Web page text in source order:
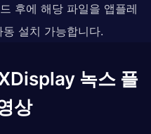
후에 해당 파일을 앱플레
설치 가능합니다.
녹스 플
상